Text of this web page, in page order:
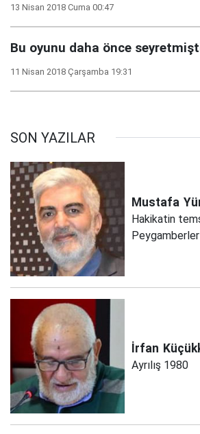
13 Nisan 2018 Cuma 00:47
Bu oyunu daha önce
11 Nisan 2018 Çarşamba 19:31
SON YAZILAR
Mustafa
Hakikatin
Peygamberler
İrfan
Ayrılış 1980